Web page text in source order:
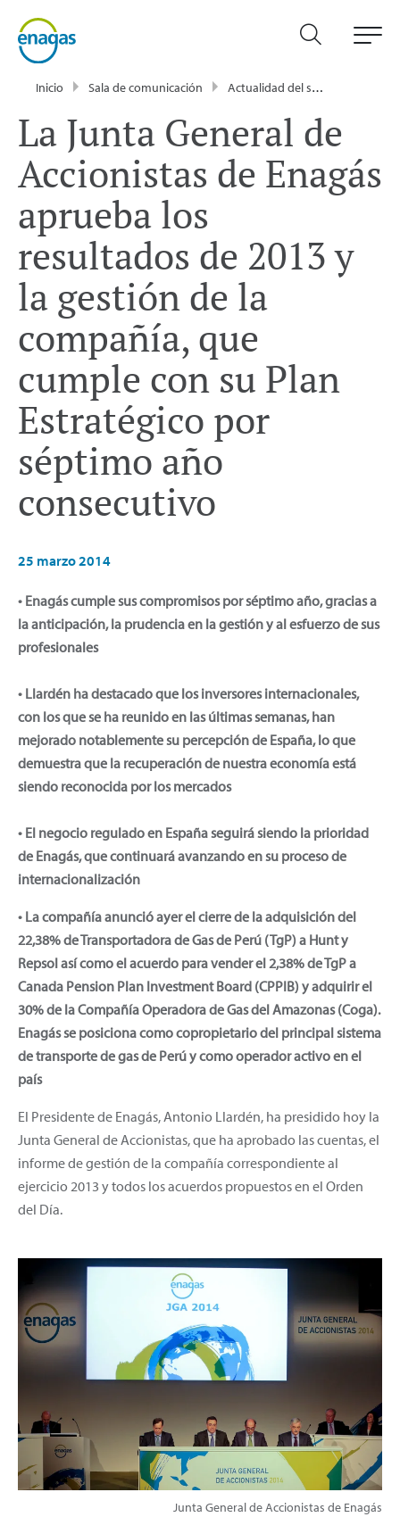
Inicio Sala de comunicación Actualidad del sector energético - Enagás
La Junta General de
Accionistas de Enagás
aprueba los
resultados de 2013 y
la gestión de la
compañía, que
cumple con su Plan
Estratégico por
séptimo año
consecutivo
25 marzo 2014
• Enagás cumple sus compromisos por séptimo año, gracias a
la anticipación, la prudencia en la gestión y al esfuerzo de sus
profesionales
• Llardén ha destacado que los inversores internacionales,
con los que se ha reunido en las últimas semanas, han
mejorado notablemente su percepción de España, lo que
demuestra que la recuperación de nuestra economía está
siendo reconocida por los mercados
• El negocio regulado en España seguirá siendo la prioridad
de Enagás, que continuará avanzando en su proceso de
internacionalización
• La compañía anunció ayer el cierre de la adquisición del
22,38% de Transportadora de Gas de Perú (TgP) a Hunt y
Repsol así como el acuerdo para vender el 2,38% de TgP a
Canada Pension Plan Investment Board (CPPIB) y adquirir el
30% de la Compañía Operadora de Gas del Amazonas (Coga).
Enagás se posiciona como copropietario del principal sistema
de transporte de gas de Perú y como operador activo en el
país
El Presidente de Enagás, Antonio Llardén, ha presidido hoy la
Junta General de Accionistas, que ha aprobado las cuentas, el
informe de gestión de la compañía correspondiente al
ejercicio 2013 y todos los acuerdos propuestos en el Orden
del Día.
Junta General de Accionistas de Enagás